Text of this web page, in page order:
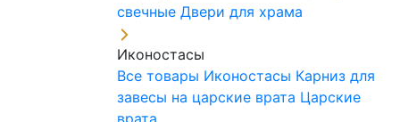
свечные Двери для храма
Иконостасы
Все товары Иконостасы Карниз для
завесы на царские врата Царские
врата